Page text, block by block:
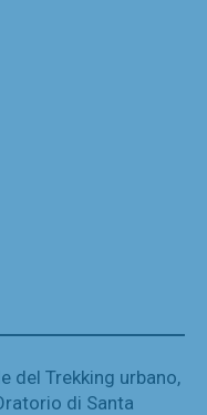
del Trekking urbano,
di Santa